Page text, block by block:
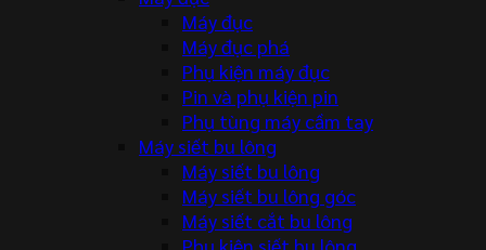
Máy đục
Máy đục phá
Phụ kiện máy đục
Pin và phụ kiện pin
Phụ tùng máy cầm tay
Máy siết bu lông
Máy siết bu lông
Máy siết bu lông góc
Máy siết cắt bu lông
Phụ kiện siết bu lông